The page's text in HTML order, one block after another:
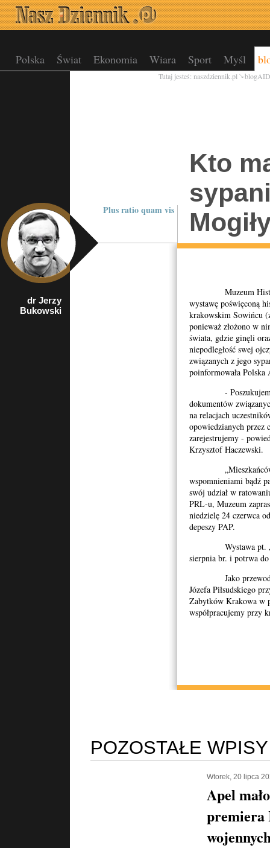
Polska Świat Ekonomia Wiara Sport Myśl
Tutaj jesteś: naszdziennik.pl blogAID
Plus ratio quam vis
Kto
dr Jerzy
Bukowski
Muzeum
wystawę poświęconą
krakowskim Sowińcu
ponieważ złożono w
świata, gdzie ginęli
niepodległość swej
związanych z jego
poinformowała Polska
- Poszukujemy
dokumentów
na relacjach
opowiedzianych przez
zarejestrujemy -
Krzysztof Haczewski.
„Mieszkańców,
wspomnieniami bądź
swój udział w
PRL-u, Muzeum
niedzielę 24 czerwca
depeszy PAP.
Wystawa pt.
sierpnia br. i potrwa
Jako
Józefa Piłsudskiego
Zabytków Krakowa w
współpracujemy przy
POZOSTAŁE WPISY
Wtorek, 20 lipca
Apel
premiera